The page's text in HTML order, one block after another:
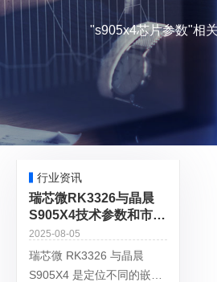
"s905x4芯片参数"相
行业资讯
瑞芯微RK3326与晶晨
S905X4技术参数和市场
表现详细对比分析
2025-08-05
瑞芯微 RK3326 与晶晨
S905X4 是定位不同的嵌入